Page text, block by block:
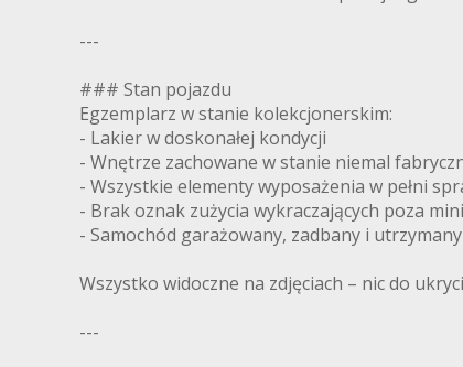
---
### Stan pojazdu
Egzemplarz w stanie kolekcjonerskim:
- Lakier w doskonałej kondycji
- Wnętrze zachowane w stanie niemal
- Wszystkie elementy wyposażenia w pełni
- Brak oznak zużycia wykraczających poza
- Samochód garażowany, zadbany i
Wszystko widoczne na zdjęciach – nic do
---